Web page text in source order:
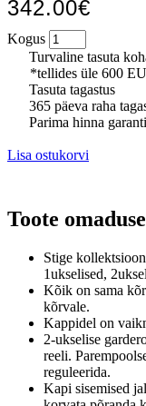
342.00€
Kogus
Turvaline tasuta
*tellides üle 600
Tasuta tagastus
365 päeva raha
Parima hinna
Lisa ostukorvi
Toote
Stige
1ukselised,
Kõik on sama
kõrvale.
Kappidel on
2-ukselise
reeli.
reguleerida.
Kapi sisemised